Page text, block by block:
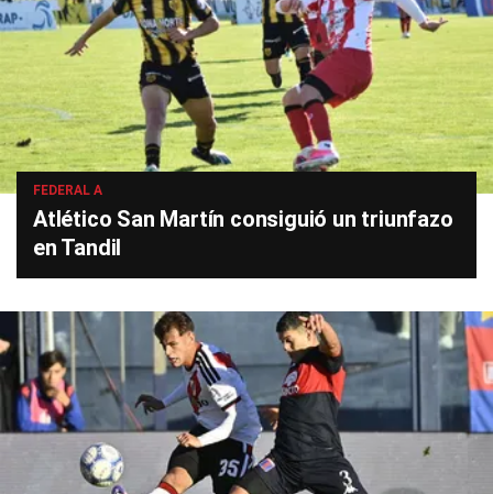
FEDERAL A
Atlético San Martín consiguió un triunfazo
en Tandil